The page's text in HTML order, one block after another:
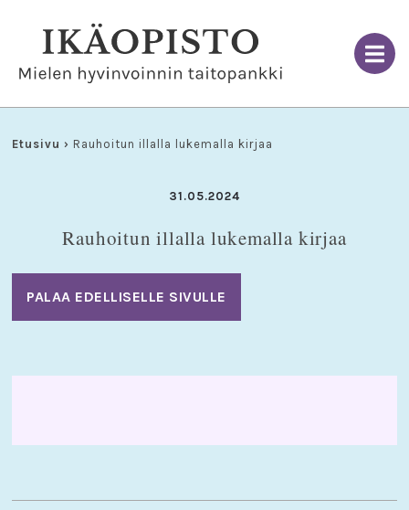
Etusivu › Rauhoitun illalla lukemalla kirjaa
31.05.2024
Rauhoitun illalla lukemalla kirjaa
PALAA EDELLISELLE SIVULLE